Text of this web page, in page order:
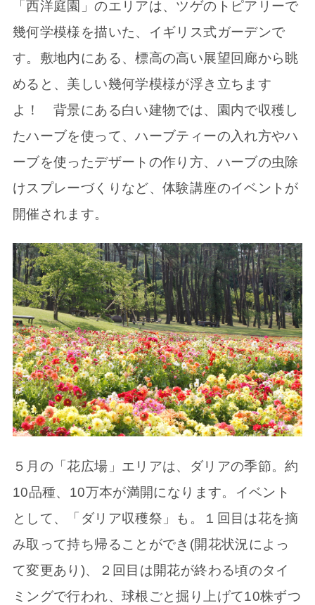
「西洋庭園」のエリアは、ツゲのトピアリーで
幾何学模様を描いた、イギリス式ガーデンで
す。敷地内にある、標高の高い展望回廊から眺
めると、美しい幾何学模様が浮き立ちます
よ！ 背景にある白い建物では、園内で収穫し
たハーブを使って、ハーブティーの入れ方やハ
ーブを使ったデザートの作り方、ハーブの虫除
けスプレーづくりなど、体験講座のイベントが
開催されます。
５月の「花広場」エリアは、ダリアの季節。約
10品種、10万本が満開になります。イベント
として、「ダリア収穫祭」も。１回目は花を摘
み取って持ち帰ることができ(開花状況によっ
て変更あり)、２回目は開花が終わる頃のタイ
ミングで行われ、球根ごと掘り上げて10株ずつ